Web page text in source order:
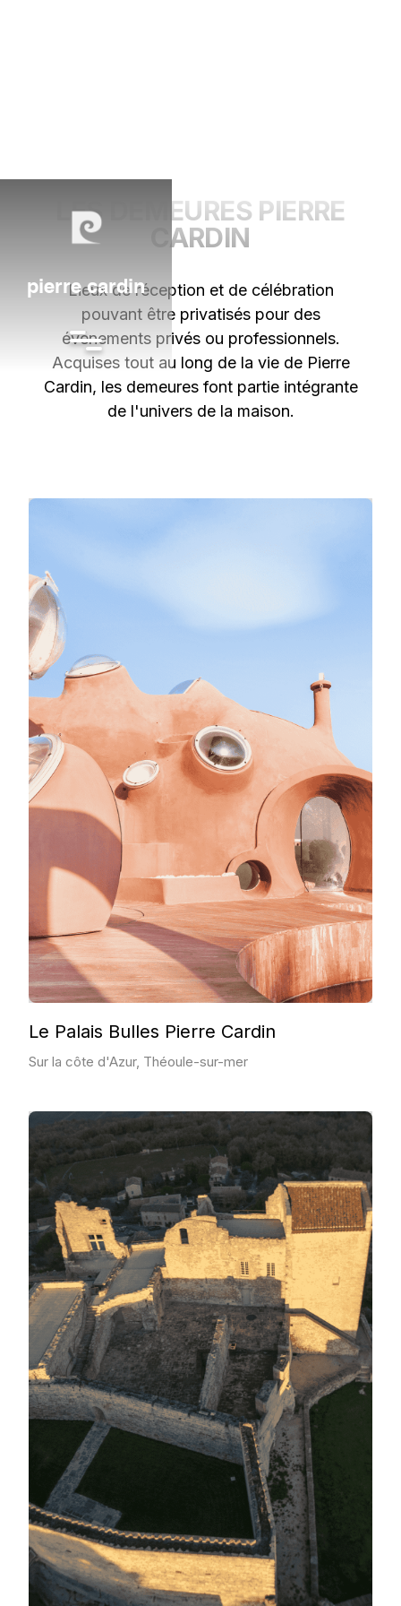
pierre cardin
LES DEMEURES PIERRE
CARDIN
Lieux de réception et de célébration
pouvant être privatisés pour des
événements privés ou professionnels.
Acquises tout au long de la vie de Pierre
Cardin, les demeures font partie intégrante
de l'univers de la maison.
Le Palais Bulles Pierre Cardin
Sur la côte d'Azur, Théoule-sur-mer